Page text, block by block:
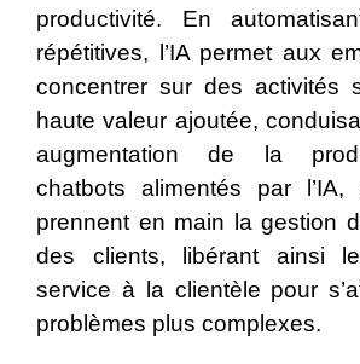
productivité. En
répétitives, l’IA permet aux
concentrer sur des activités
haute valeur ajoutée,
augmentation de la
chatbots alimentés par l’IA,
prennent en main la gestion
des clients, libérant ainsi
service à la clientèle pour
problèmes plus complexes.